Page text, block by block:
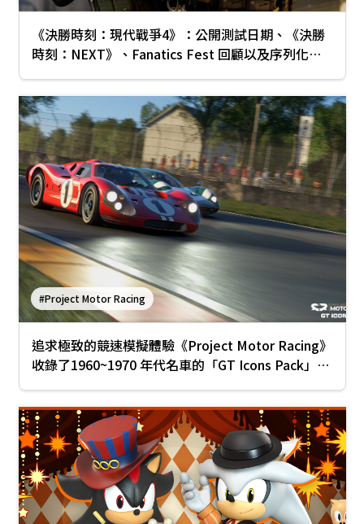
《決勝時刻：現代戰爭4》：公開測試日期、《決勝
時刻：NEXT》、Fanatics Fest 回顧以及序列化武
#Project Motor Racing
追求極致的競速模擬體驗《Project Motor Racing》
收錄了1960~1970 年代名車的「GT Icons Pack」現